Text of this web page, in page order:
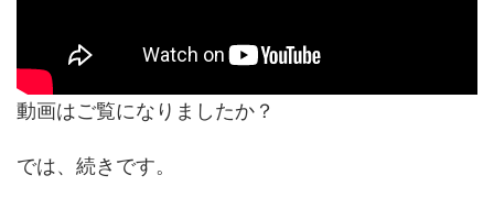
動画はご覧になりましたか？
では、続きです。